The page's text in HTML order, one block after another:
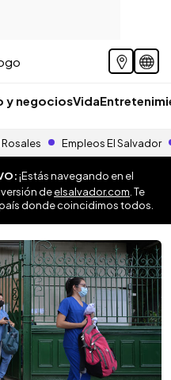
y negociosVida
Empleos El Salvador
¡Estás navegando en el
deelsalvador.com . Te
donde coincidimos todos.